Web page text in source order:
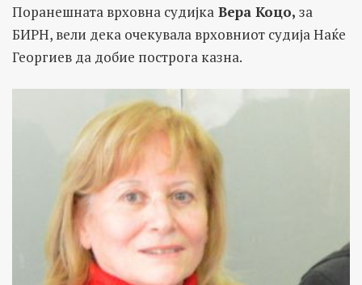
Поранешната врховна судијка Вера Коцо, за
БИРН, вели дека очекувала врховниот судија Наќе
Георгиев да добие построга казна.